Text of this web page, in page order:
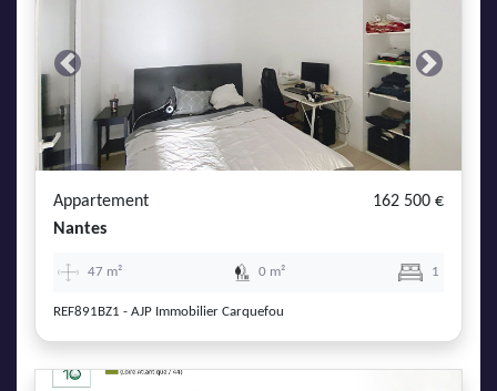
Previous Next
Appartement
162 500 €
Nantes
47 m² 0 m² 1
REF891BZ1 - AJP Immobilier Carquefou